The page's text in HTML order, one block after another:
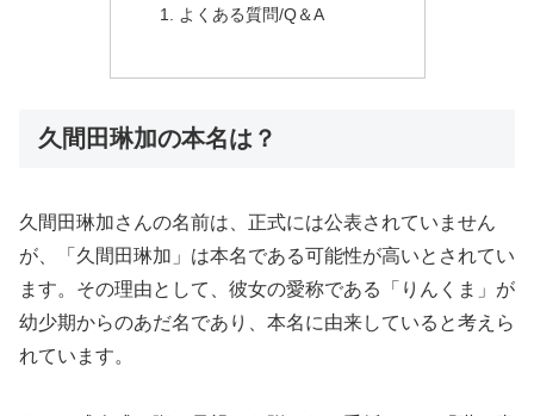
よくある質問/Q＆A
久間田琳加の本名は？
久間田琳加さんの名前は、正式には公表されていません
が、「久間田琳加」は本名である可能性が高いとされてい
ます。その理由として、彼女の愛称である「りんくま」が
幼少期からのあだ名であり、本名に由来していると考えら
れています。